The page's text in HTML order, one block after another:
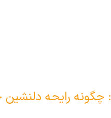
: چگونه رایحه دلنشین